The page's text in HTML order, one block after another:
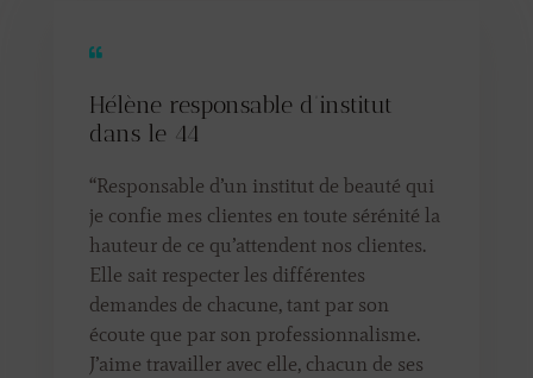
Hélène responsable d’institut
dans le 44
“Responsable d’un institut de beauté qui
je confie mes clientes en toute sérénité la
hauteur de ce qu’attendent nos clientes.
Elle sait respecter les différentes
demandes de chacune, tant par son
écoute que par son professionnalisme.
J’aime travailler avec elle, chacun de ses